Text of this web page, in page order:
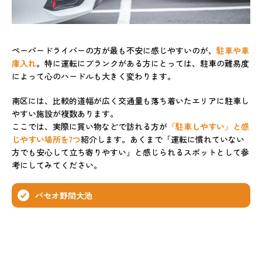
ペーパードライバーの方が最も不安に感じやすいのが、 駐車や車
庫入れ。特に運転にブランクがある方にとっては、駐車の難易度
によって心のハードルも大きく変わります。
南区には、比較的道幅が広く交通量も落ち着いたエリアに駐車し
やすい施設が複数あります。
ここでは、実際に買い物などで訪れる方が 「駐車しやすい」と感
じやすい場所を7つ紹介します。あくまで「運転に慣れていない
方でも安心して立ち寄りやすい」と感じられるスポットとして参
考にしてみてください。
パセオ野間大池